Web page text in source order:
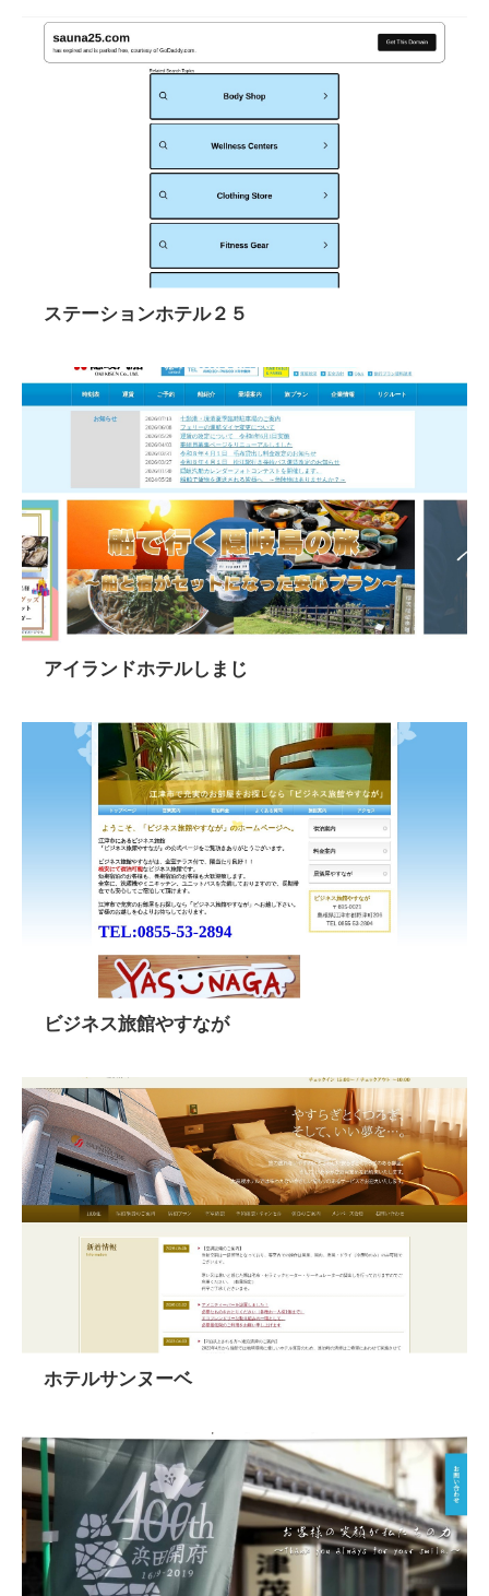
ステーションホテル２５
アイランドホテルしまじ
ビジネス旅館やすなが
ホテルサンヌーベ